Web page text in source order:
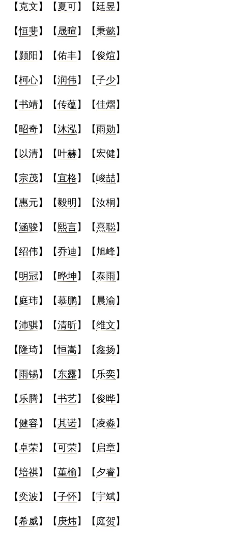
【克文】【夏可】【廷昱】
【恒斐】【 晟暄】【秉懿】
【颢阳 】【佑丰】【俊煊】
【柯心】【润伟】【子少】
【书靖】【传蕴】【佳熠】
【 昭奇】【沐泓】【雨勋】
【 以清】【 叶赫】【宏健】
【宗茂】【宜格】【峻喆】
【惠元】【毅明 】【汝桐 】
【涵骏】【熙言】【熹聪】
【绍伟】【乔迪 】【旭峰】
【明冠】【 晔坤】【泰雨】
【 庭玮】【慕鹏】【 晨渝】
【沛骐】【清昕】【维文】
【 隆琦】【恒嵩】【鑫扬】
【雨锡】【东露】【 乐奕】
【 乐腾】【书艺】【俊晔】
【健容】【其诺】【凌淼】
【卓荣】【可荣】【 启章】
【培祺】【堇榆】【夕睿】
【奕波】【子怀】【宇斌】
【希威】【 庚炜】【 庭贺】